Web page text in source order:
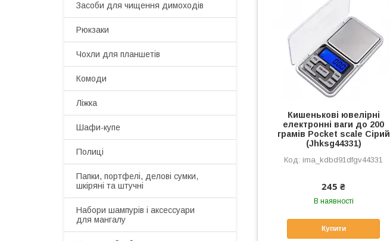
Кишенькові ювелірні
електронні ваги до 200
грамів Pocket scale Сірий
(Jhksg44331)
ima_kdbd91dfgv44331
245 ₴
В наявності
Купити
Засоби для чищення димоходів
Рюкзаки
Чохли для планшетів
Комоди
Ліжка
Шафи-купе
Полиці
Папки, портфелі, делові сумки,
шкіряні та штучні
Набори шампурів і аксессуари
для мангалу